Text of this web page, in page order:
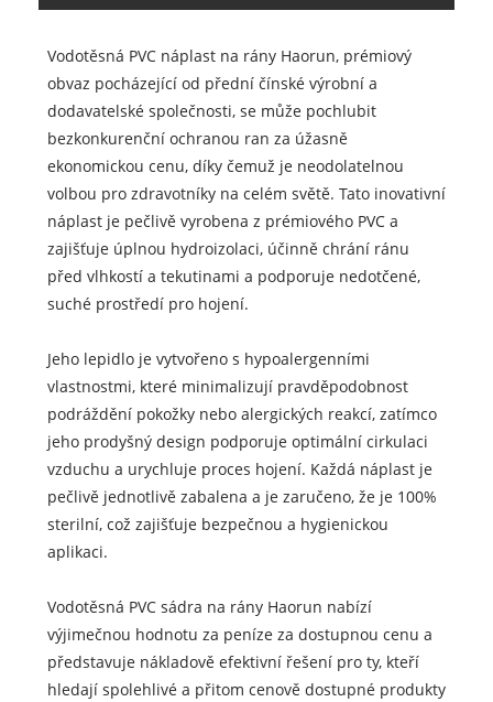
Vodotěsná PVC náplast na rány Haorun, prémiový
obvaz pocházející od přední čínské výrobní a
dodavatelské společnosti, se může pochlubit
bezkonkurenční ochranou ran za úžasně
ekonomickou cenu, díky čemuž je neodolatelnou
volbou pro zdravotníky na celém světě. Tato inovativní
náplast je pečlivě vyrobena z prémiového PVC a
zajišťuje úplnou hydroizolaci, účinně chrání ránu
před vlhkostí a tekutinami a podporuje nedotčené,
suché prostředí pro hojení.
Jeho lepidlo je vytvořeno s hypoalergenními
vlastnostmi, které minimalizují pravděpodobnost
podráždění pokožky nebo alergických reakcí, zatímco
jeho prodyšný design podporuje optimální cirkulaci
vzduchu a urychluje proces hojení. Každá náplast je
pečlivě jednotlivě zabalena a je zaručeno, že je 100%
sterilní, což zajišťuje bezpečnou a hygienickou
aplikaci.
Vodotěsná PVC sádra na rány Haorun nabízí
výjimečnou hodnotu za peníze za dostupnou cenu a
představuje nákladově efektivní řešení pro ty, kteří
hledají spolehlivé a přitom cenově dostupné produkty